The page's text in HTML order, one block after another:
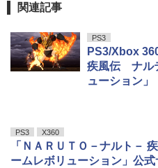
関連記事
PS3
PS3/Xbox
疾風伝 ナル
ューション」
PS3 X360
「ＮＡＲＵＴＯ－ナルト－
ームレボリューション」公